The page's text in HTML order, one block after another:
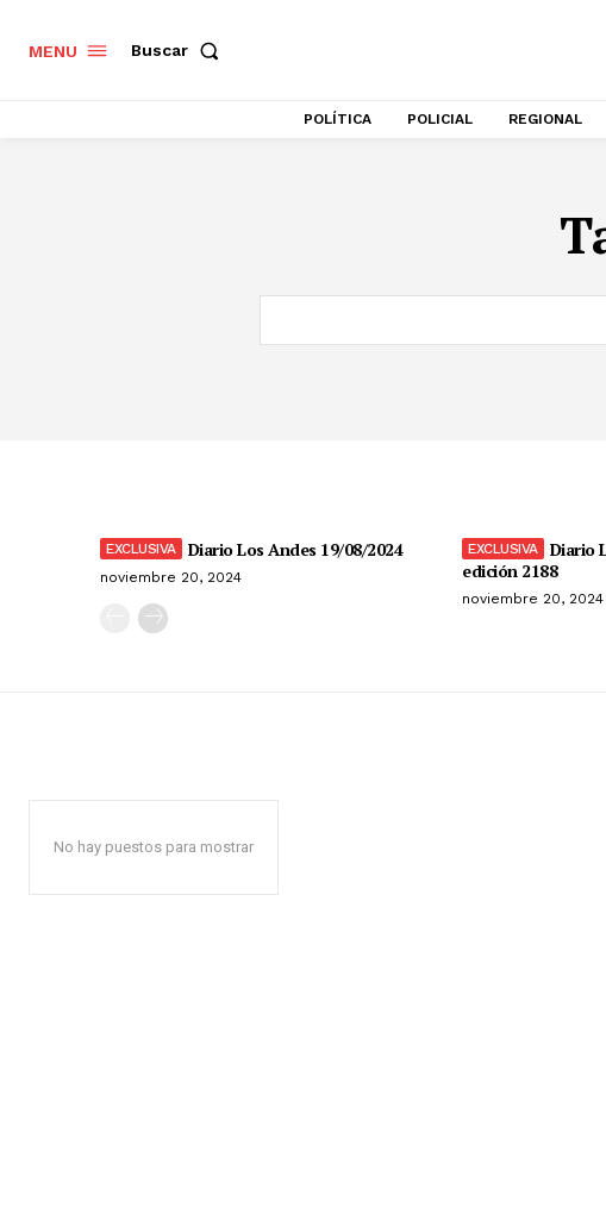
MENU Buscar
POLÍTICA POLICIAL REGIONAL
Diario Los Andes 19/08/2024
noviembre 20, 2024
Diario
edición 2188
noviembre 20, 2024
No hay puestos para mostrar